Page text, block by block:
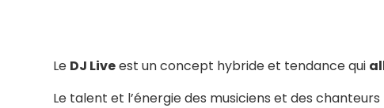
Le DJ Liveest un concept hybride et tendance qui
Le talent et l’énergie des musiciens et des